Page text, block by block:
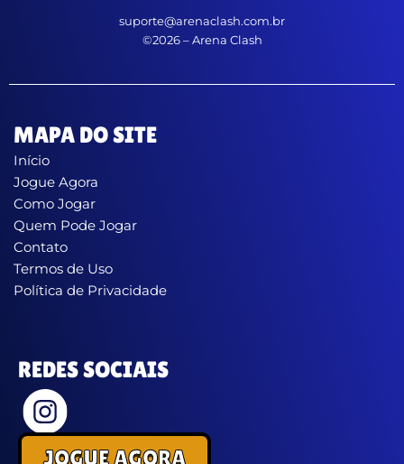
suporte@arenaclash.com.br
©2026 – Arena Clash
MAPA DO SITE
Início
Jogue Agora
Como Jogar
Quem Pode Jogar
Contato
Termos de Uso
Política de Privacidade
REDES SOCIAIS
JOGUE AGORA